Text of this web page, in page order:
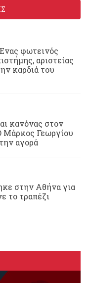
φωτεινός
αριστείας
καρδιά του
κανόνας στον
Μάρκος Γεωργίου
αγορά
στην Αθήνα για
το τραπέζι